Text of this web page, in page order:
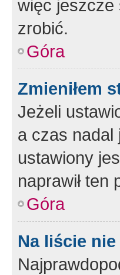
więc jeszcze
zrobić.
Góra
Zmieniłem
Jeżeli
a czas nadal
ustawiony
naprawił ten
Góra
Na liście